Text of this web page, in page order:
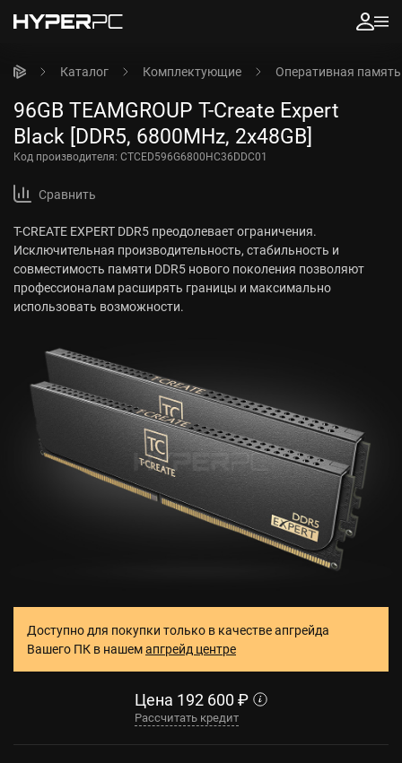
Каталог Комплектующие Оперативная память
96GB TEAMGROUP T-Create Expert
Black [DDR5, 6800MHz, 2x48GB]
Код производителя: CTCED596G6800HC36DDC01
Сравнить
T-CREATE EXPERT DDR5 преодолевает ограничения.
Исключительная производительность, стабильность и
совместимость памяти DDR5 нового поколения позволяют
профессионалам расширять границы и максимально
использовать возможности.
Доступно для покупки только в качестве апгрейда
Вашего ПК в нашемапгрейд центре
Цена 192 600 ₽
Рассчитать кредит